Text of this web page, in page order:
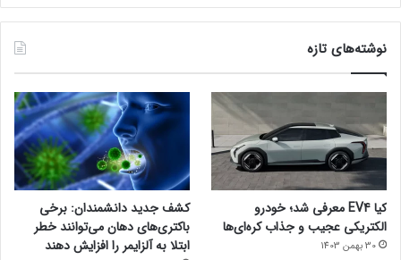
نوشته‌های تازه
کیا EV4 معرفی شد؛ خودرو
الکتریکی عجیب و جذاب کره‌ای‌ها
30 بهمن 1403
کشف جدید دانشمندان: برخی
باکتری‌های دهان می‌توانند خطر
ابتلا به آلزایمر را افزایش دهند